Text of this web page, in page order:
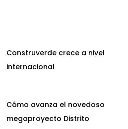
Construverde crece a nivel
internacional
Cómo avanza el novedoso
megaproyecto Distrito